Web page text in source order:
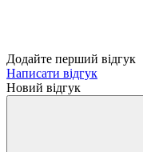
Додайте перший відгук
Написати відгук
Новий відгук